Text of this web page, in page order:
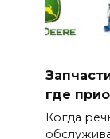
где
Когда